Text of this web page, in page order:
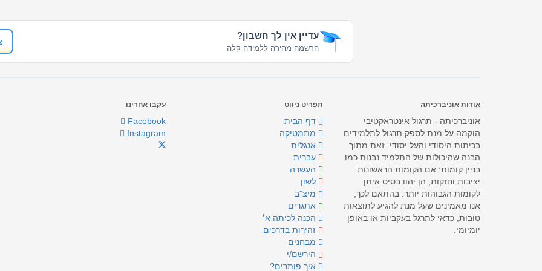
עדיין אין לך חשבון?
הרשמה מהירה ללמידה קלה
אודות אוניברכיתה
אוניברכיתה - תרגול אינטראקטיבי
הוקמה על מנת לספק תרגול לתלמידים
בכיתות היסודי והעל יסודי. זאת מתוך
הבנה שהיכולות של התלמיד נבנות כמו
בניין קומות: אם הקומות הראשונות
יציבות וחזקות, הן יהוו בסיס איתן
לקומות הגבוהות יותר. בהתאם לכך,
אנו מאמינים שעל מנת להגיע לתוצאות
טובות, כדאי לתרגל בעקביות או באופן
יומיומי.
תפריט ניווט
דף הבית
מתמטיקה
אנגלית
עברית
העשרה
לשון
מיצ"ב
אתגרים
הכנה לכיתה א׳
זהירות בדרכים
מבחנים
הירשם/י
איך פותרים?
עקבו אחרינו
Facebook
Instagram